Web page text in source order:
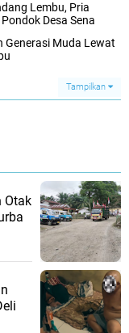
Lembu, Pria
Desa Sena
Generasi Muda Lewat
Tampilkan
Otak